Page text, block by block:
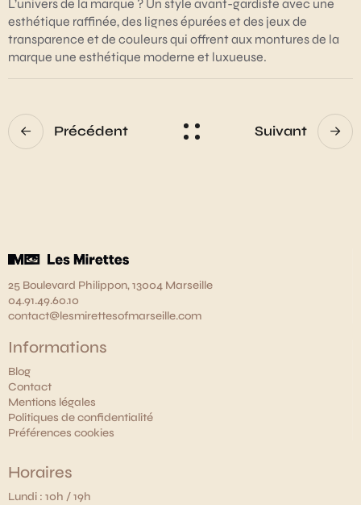
L’univers de la marque ? Un style avant-gardiste avec une
esthétique raffinée, des lignes épurées et des jeux de
transparence et de couleurs qui offrent aux montures de la
marque une esthétique moderne et luxueuse.
Précédent Suivant
25 Boulevard Philippon, 13004 Marseille
04.91.49.60.10
contact@lesmirettesofmarseille.com
Informations
Blog
Contact
Mentions légales
Politiques de confidentialité
Préférences cookies
Horaires
Lundi : 10h / 19h